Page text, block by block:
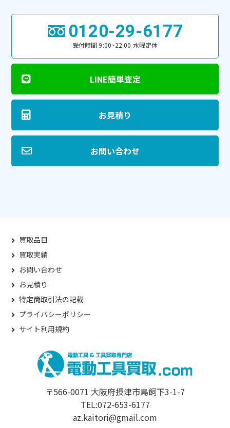
0120-29-6177
受付時間 9:00~22:00 水曜定休
LINE簡単査定
お見積り
お問い合わせ
買取品目
買取実績
お問い合わせ
お見積り
特定商取引法の記載
プライバシーポリシー
サイト利用規約
〒566-0071 大阪府摂津市鳥飼下3-1-7
TEL:072-653-6177
az.kaitori@gmail.com